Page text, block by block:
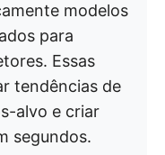
modelos
para
Essas
tendências de
alvo e criar
segundos.